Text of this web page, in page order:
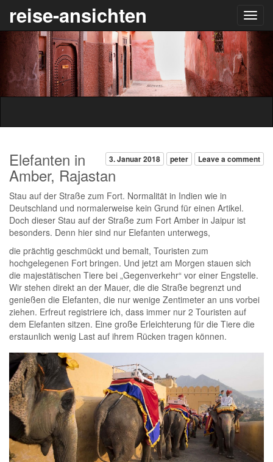
reise-ansichten
3. Januar 2018 peter Leave a comment
Elefanten in
Amber, Rajastan
Stau auf der Straße zum Fort. Normalität in Indien wie in
Deutschland und normalerweise kein Grund für einen Artikel.
Doch dieser Stau auf der Straße zum Fort Amber in Jaipur ist
besonders. Denn hier sind nur Elefanten unterwegs,
die prächtig geschmückt und bemalt, Touristen zum
hochgelegenen Fort bringen. Und jetzt am Morgen stauen sich
die majestätischen Tiere bei „Gegenverkehr“ vor einer Engstelle.
Wir stehen direkt an der Mauer, die die Straße begrenzt und
genießen die Elefanten, die nur wenige Zentimeter an uns vorbei
ziehen. Erfreut registriere ich, dass immer nur 2 Touristen auf
dem Elefanten sitzen. Eine große Erleichterung für die Tiere die
erstaunlich wenig Last auf ihrem Rücken tragen können.